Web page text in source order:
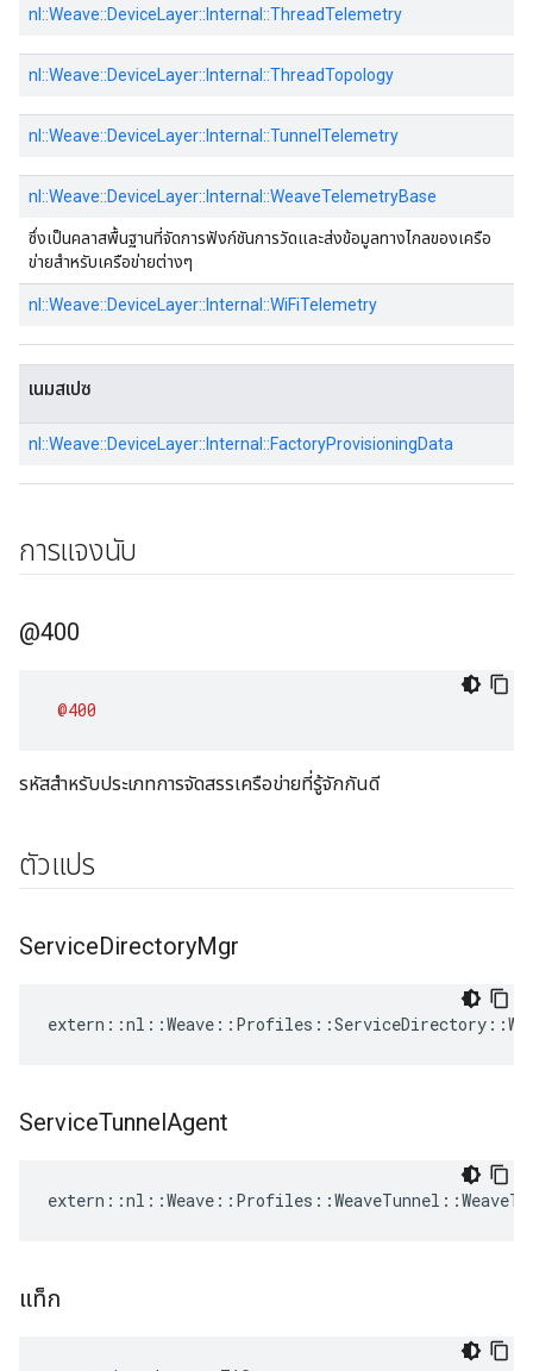
nl::Weave::DeviceLayer:: Internal::ThreadTelemetry
nl::Weave::DeviceLayer:: Internal::ThreadTopology
nl::Weave::DeviceLayer:: Internal::TunnelTelemetry
nl::Weave::DeviceLayer:: Internal::WeaveTelemetryBase
ซึ่งเป็นคลาสพื้นฐานที่จัดการฟังก์ชันการวัดและส่งข้อมูลทางไกลของเครือ
ข่ายสำหรับเครือข่ายต่างๆ
nl::Weave::DeviceLayer:: Internal::WiFiTelemetry
เนมสเปซ
nl::Weave::DeviceLayer:: Internal::FactoryProvisioningData
การแจงนับ
@400
@400
รหัสสำหรับประเภทการจัดสรรเครือข่ายที่รู้จักกันดี
ตัวแปร
ServiceDirectoryMgr
ServiceTunnelAgent
แท็ก